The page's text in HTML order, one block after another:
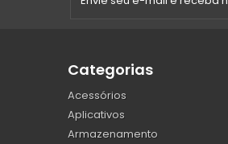
Categorias
Acessórios
Aplicativos
Armazenamento